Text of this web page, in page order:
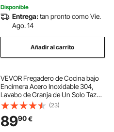
Disponible
Entrega:tan pronto como Vie.
Ago. 14
Añadir al carrito
VEVOR Fregadero de Cocina bajo
Encimera Acero Inoxidable 304,
Lavabo de Granja de Un Solo Tazón
con Accesorios, Fregaderos de
Lavavajillas Fomésticos para RV,
Cocina de Preparación, 500 x 430 x
190 mm
(23)
8990€